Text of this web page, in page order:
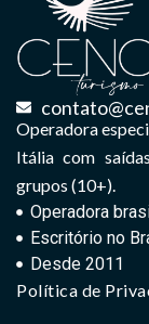
Operadora
Itália com
grupos (10+).
Operadora
Escritório no
Desde 2011
Política de